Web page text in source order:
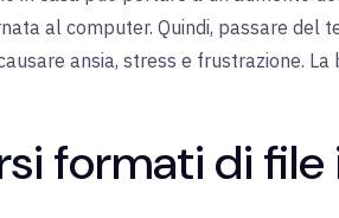
al computer. Quindi, passare del
ansia, stress e frustrazione.
formati di file